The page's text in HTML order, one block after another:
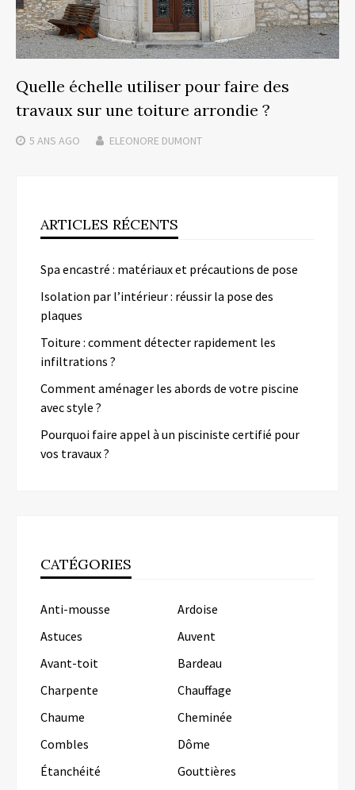
Quelle échelle utiliser pour faire des
travaux sur une toiture arrondie ?
5 ANS AGO ELEONORE DUMONT
ARTICLES RÉCENTS
Spa encastré : matériaux et précautions de pose
Isolation par l’intérieur : réussir la pose des
plaques
Toiture : comment détecter rapidement les
infiltrations ?
Comment aménager les abords de votre piscine
avec style ?
Pourquoi faire appel à un pisciniste certifié pour
vos travaux ?
CATÉGORIES
Anti-mousse
Ardoise
Astuces
Auvent
Avant-toit
Bardeau
Charpente
Chauffage
Chaume
Cheminée
Combles
Dôme
Étanchéité
Gouttières